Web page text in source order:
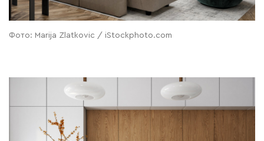
Фото: Marija Zlatkovic / iStockphoto.com